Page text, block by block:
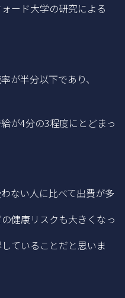
ード大学の研究による
が半分以下であり、
が4分の3程度にとどまっ
ない人に比べて出費が多
健康リスクも大きくなっ
ていることだと思いま